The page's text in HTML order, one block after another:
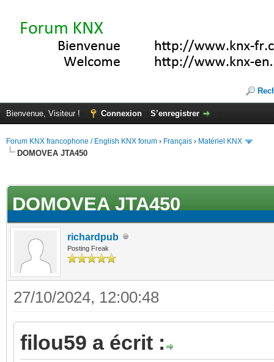
Bienvenue, Visiteur ! Connexion S’enregistrer
Forum KNX francophone / English KNX forum › Français › Matériel KNX
DOMOVEA JTA450
DOMOVEA JTA450
richardpub
Posting Freak
27/10/2024, 12:00:48
filou59 a écrit :